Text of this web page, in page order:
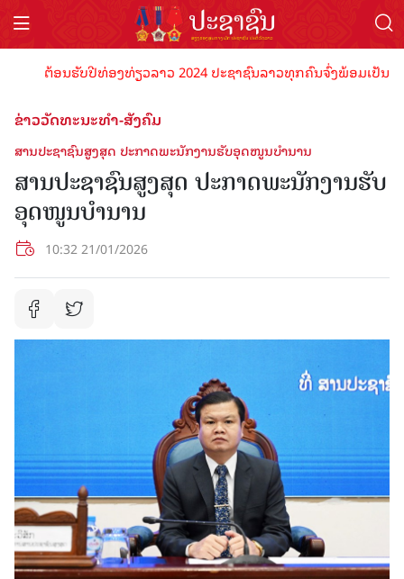
ຕ້ອນຮັບປີທ່ອງທ່ຽວລາວ 2024 ປະຊາຊົນລາວທຸກຄົນຈົ່ງພ້ອມເປັນເຈົ້
ຂ່າວວັດທະນະທຳ-ສັງຄົມ
ສານປະຊາຊົນສູງສຸດ ປະກາດພະນັກງານຮັບອຸດໜູນບຳນານ
ສານປະຊາຊົນສູງສຸດ ປະກາດພະນັກງານຮັບ
ອຸດໜູນບຳນານ
10:32 21/01/2026